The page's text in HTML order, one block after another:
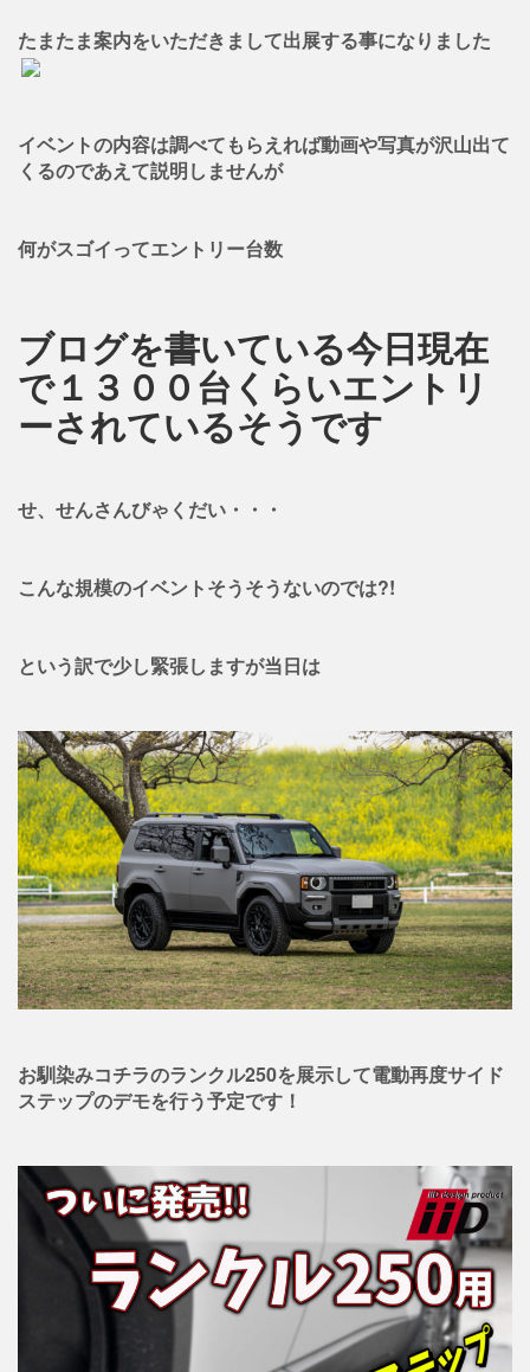
たまたま案内をいただきまして出展する事になりました
イベントの内容は調べてもらえれば動画や写真が沢山出て
くるのであえて説明しませんが
何がスゴイってエントリー台数
ブログを書いている今日現在
で１３００台くらいエントリ
ーされているそうです
せ、せんさんびゃくだい・・・
こんな規模のイベントそうそうないのでは?!
という訳で少し緊張しますが当日は
お馴染みコチラのランクル250を展示して電動再度サイド
ステップのデモを行う予定です！